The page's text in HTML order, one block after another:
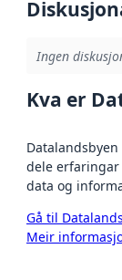
Ingen
Kva er
dele
data og
Gå til
Meir